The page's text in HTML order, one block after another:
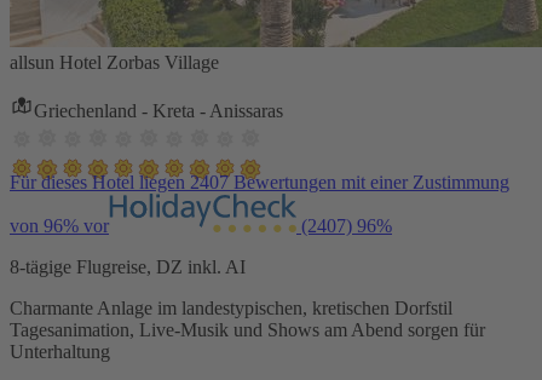
allsun Hotel Zorbas Village
Griechenland - Kreta - Anissaras
Für dieses Hotel liegen 2407 Bewertungen mit einer Zustimmung
von 96% vor (2407) 96%
8-tägige Flugreise, DZ inkl. AI
Charmante Anlage im landestypischen, kretischen Dorfstil
Tagesanimation, Live-Musik und Shows am Abend sorgen für
Unterhaltung